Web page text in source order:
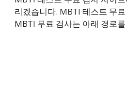
리겠습니다. MBTI 테스트 무
MBTI 무료 검사는 아래 경로